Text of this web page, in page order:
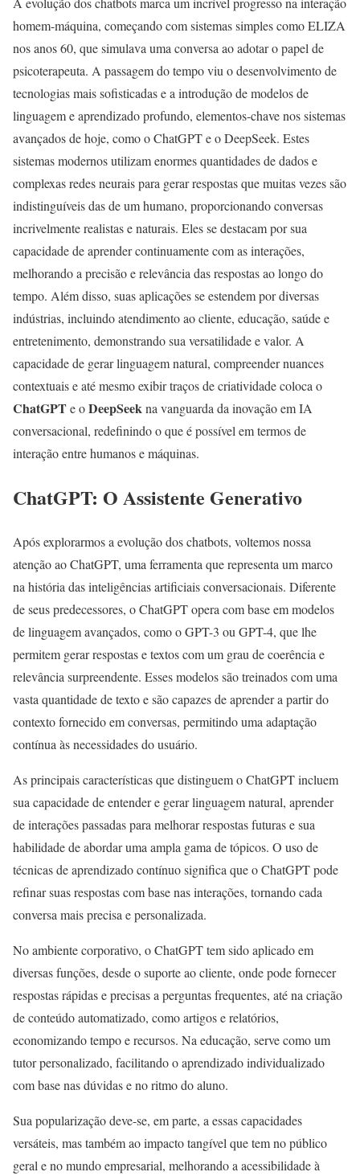
homem-máquina, começando com sistemas simples como ELIZA
nos anos 60, que simulava uma conversa ao adotar o papel de
psicoterapeuta. A passagem do tempo viu o desenvolvimento de
tecnologias mais sofisticadas e a introdução de modelos de
linguagem e aprendizado profundo, elementos-chave nos sistemas
avançados de hoje, como o ChatGPT e o DeepSeek. Estes
sistemas modernos utilizam enormes quantidades de dados e
complexas redes neurais para gerar respostas que muitas vezes são
indistinguíveis das de um humano, proporcionando conversas
incrivelmente realistas e naturais. Eles se destacam por sua
capacidade de aprender continuamente com as interações,
melhorando a precisão e relevância das respostas ao longo do
tempo. Além disso, suas aplicações se estendem por diversas
indústrias, incluindo atendimento ao cliente, educação, saúde e
entretenimento, demonstrando sua versatilidade e valor. A
capacidade de gerar linguagem natural, compreender nuances
contextuais e até mesmo exibir traços de criatividade coloca o
ChatGPTe oDeepSeekna vanguarda da inovação em IA
conversacional, redefinindo o que é possível em termos de
interação entre humanos e máquinas.
ChatGPT: O Assistente Generativo
Após explorarmos a evolução dos chatbots, voltemos nossa
atenção ao ChatGPT, uma ferramenta que representa um marco
na história das inteligências artificiais conversacionais. Diferente
de seus predecessores, o ChatGPT opera com base em modelos
de linguagem avançados, como o GPT-3 ou GPT-4, que lhe
permitem gerar respostas e textos com um grau de coerência e
relevância surpreendente. Esses modelos são treinados com uma
vasta quantidade de texto e são capazes de aprender a partir do
contexto fornecido em conversas, permitindo uma adaptação
contínua às necessidades do usuário.
As principais características que distinguem o ChatGPT incluem
sua capacidade de entender e gerar linguagem natural, aprender
de interações passadas para melhorar respostas futuras e sua
habilidade de abordar uma ampla gama de tópicos. O uso de
técnicas de aprendizado contínuo significa que o ChatGPT pode
refinar suas respostas com base nas interações, tornando cada
conversa mais precisa e personalizada.
No ambiente corporativo, o ChatGPT tem sido aplicado em
diversas funções, desde o suporte ao cliente, onde pode fornecer
respostas rápidas e precisas a perguntas frequentes, até na criação
de conteúdo automatizado, como artigos e relatórios,
economizando tempo e recursos. Na educação, serve como um
tutor personalizado, facilitando o aprendizado individualizado
com base nas dúvidas e no ritmo do aluno.
Sua popularização deve-se, em parte, a essas capacidades
versáteis, mas também ao impacto tangível que tem no público
geral e no mundo empresarial, melhorando a acessibilidade à